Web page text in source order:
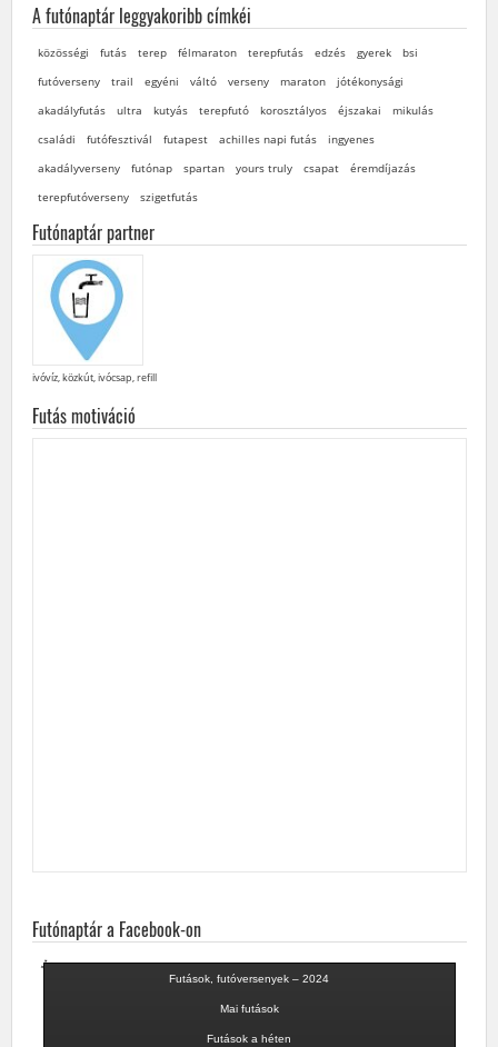
A futónaptár leggyakoribb címkéi
közösségi futás terep félmaraton terepfutás edzés gyerek
bsi
futóverseny
trail egyéni váltó verseny maraton
jótékonysági
akadályfutás
ultra kutyás terepfutó korosztályos éjszakai
mikulás
családi
futófesztivál futapest achilles napi futás
ingyenes
akadályverseny
futónap spartan yours truly csapat
éremdíjazás
terepfutóverseny
szigetfutás
Futónaptár partner
ivóvíz, közkút, ivócsap, refill
Futás motiváció
Futónaptár a Facebook-on
Futások, futóversenyek – 2024
Mai futások
Futások a héten